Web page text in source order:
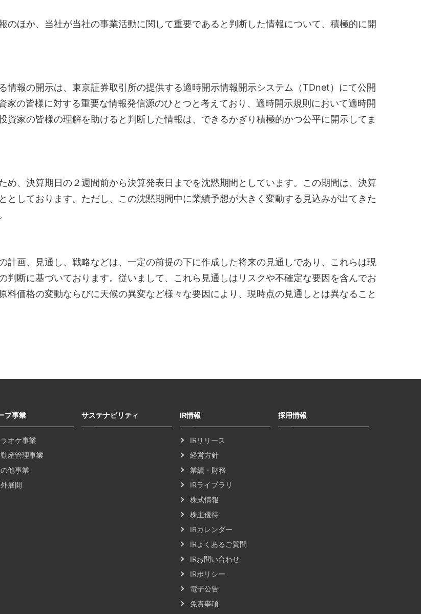
のほか、当社が当社の事業活動に関して重要であると判断した情報について、積極的に開
情報の開示は、東京証券取引所の提供する適時開示情報開示システム（TDnet）にて公開
家の皆様に対する重要な情報発信源のひとつと考えており、適時開示規則において適時開
資家の皆様の理解を助けると判断した情報は、できるかぎり積極的かつ公平に開示してま
め、決算期日の２週間前から決算発表日までを沈黙期間としています。この期間は、決算
としております。ただし、この沈黙期間中に業績予想が大きく変動する見込みが出てきた
計画、見通し、戦略などは、一定の前提の下に作成した将来の見通しであり、これらは現
判断に基づいております。従いまして、これら見通しはリスクや不確定な要因を含んでお
料価格の変動ならびに天候の異変など様々な要因により、現時点の見通しとは異なること
プ事業
オケ事業
産管理事業
他事業
展開
サステナビリティ IR情報
IRリリース
経営方針
業績・財務
IRライブラリ
株式情報
株主優待
IRカレンダー
IRよくあるご質問
IRお問い合わせ
IRポリシー
電子公告
免責事項
採用情報